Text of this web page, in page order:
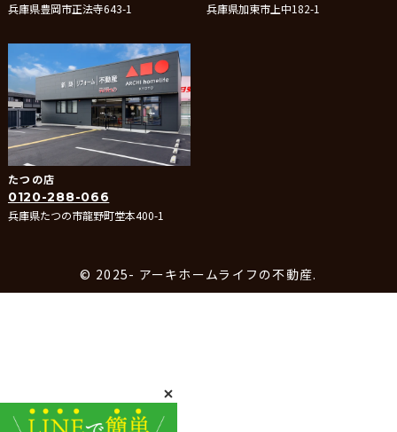
兵庫県豊岡市正法寺643-1 兵庫県加東市上中182-1
たつの店
0120-288-066
兵庫県たつの市龍野町堂本400-1
© 2025- アーキホームライフの不動産.